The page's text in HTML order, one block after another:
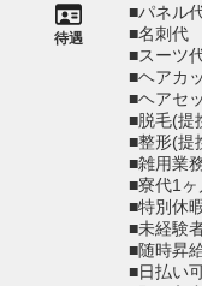
待遇
■パネル
■名刺代
■スーツ
■ヘアカ
■ヘアセ
■脱毛(提
■整形(提
■雑用業
■寮代1
■特別休
■未経験
■随時昇
■日払い